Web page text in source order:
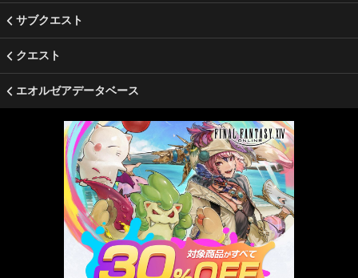
サブクエスト
クエスト
エオルゼアデータベース